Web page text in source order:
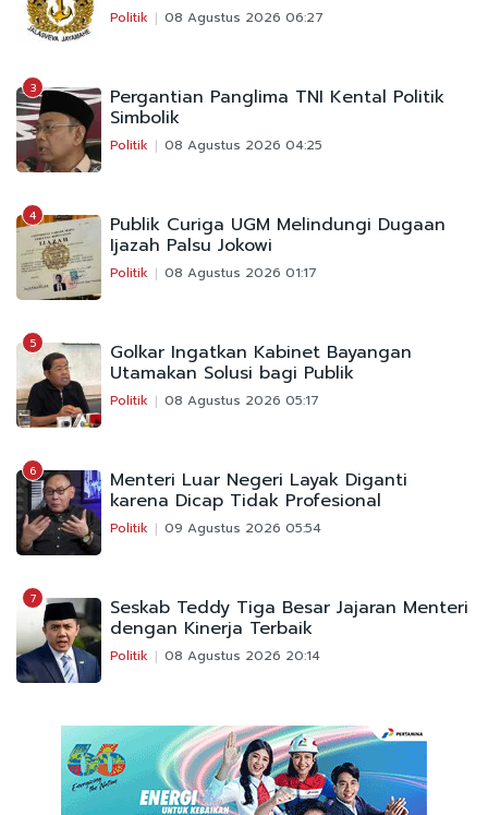
Politik 08 Agustus 2026 06:27
3 Pergantian Panglima TNI Kental Politik
Simbolik
Politik 08 Agustus 2026 04:25
4 Publik Curiga UGM Melindungi Dugaan
Ijazah Palsu Jokowi
Politik 08 Agustus 2026 01:17
5 Golkar Ingatkan Kabinet Bayangan
Utamakan Solusi bagi Publik
Politik 08 Agustus 2026 05:17
6 Menteri Luar Negeri Layak Diganti
karena Dicap Tidak Profesional
Politik 09 Agustus 2026 05:54
7 Seskab Teddy Tiga Besar Jajaran Menteri
dengan Kinerja Terbaik
Politik 08 Agustus 2026 20:14